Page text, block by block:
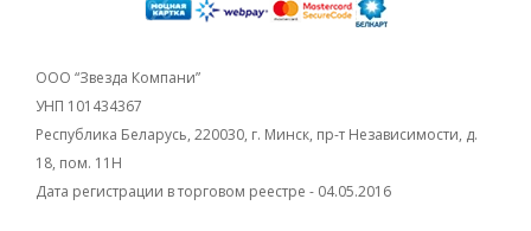
ООО “Звезда Компани”
УНП 101434367
Республика Беларусь, 220030, г. Минск, пр-т Независимости, д.
18, пом. 11Н
Дата регистрации в торговом реестре - 04.05.2016